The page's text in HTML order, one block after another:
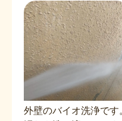
外壁のバイオ洗浄です。